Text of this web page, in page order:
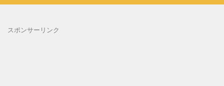
スポンサーリンク